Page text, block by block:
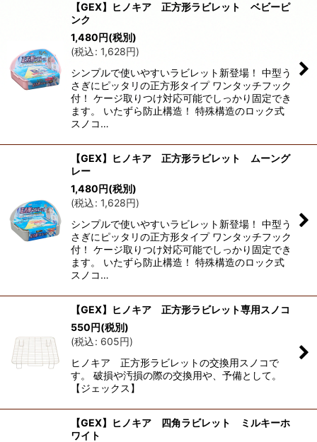
【GEX】ヒノキア 正方形ラビレット ベビーピ
ンク
1,480円(税別)
(税込: 1,628円)
シンプルで使いやすいラビレット新登場！ 中型う
さぎにピッタリの正方形タイプ ワンタッチフック
付！ ケージ取りつけ対応可能でしっかり固定でき
ます。 いたずら防止構造！ 特殊構造のロック式
スノコ…
【GEX】ヒノキア 正方形ラビレット ムーング
レー
1,480円(税別)
(税込: 1,628円)
シンプルで使いやすいラビレット新登場！ 中型う
さぎにピッタリの正方形タイプ ワンタッチフック
付！ ケージ取りつけ対応可能でしっかり固定でき
ます。 いたずら防止構造！ 特殊構造のロック式
スノコ…
【GEX】ヒノキア 正方形ラビレット専用スノコ
550円(税別)
(税込: 605円)
ヒノキア 正方形ラビレットの交換用スノコで
す。 破損や汚損の際の交換用や、予備として。
【ジェックス】
【GEX】ヒノキア 四角ラビレット ミルキーホ
ワイト